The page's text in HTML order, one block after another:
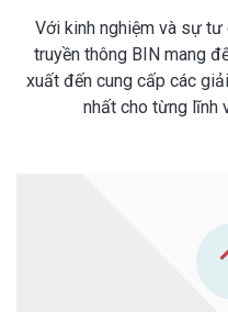
Với kinh nghiệm và sự
truyền thông BIN mang
xuất đến cung cấp các
nhất cho từng lĩnh